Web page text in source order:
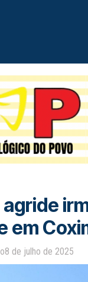
em
8 de julho de 2025